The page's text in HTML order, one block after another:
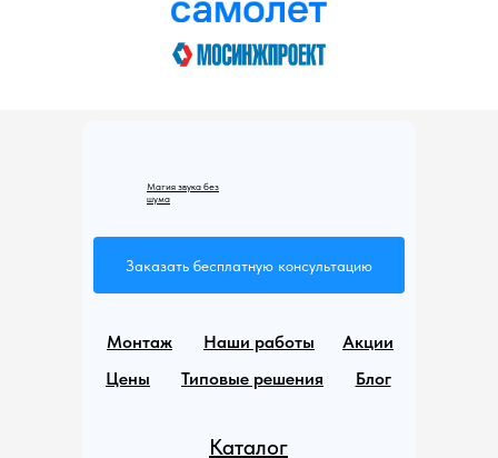
Заказать бесплатную консультацию
Магия звука без
шума
Каталог
Монтаж Наши работы
Акции
Цены
Типовые решения Блог